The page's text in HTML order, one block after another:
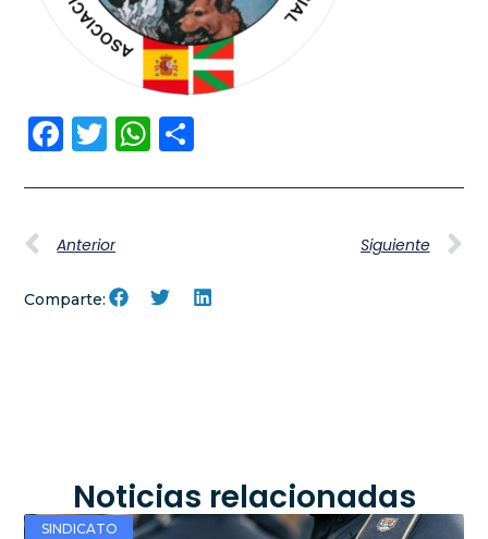
Facebook
Twitter
WhatsApp
Anterior Siguiente
Comparte:
Noticias relacionadas
SINDICATO